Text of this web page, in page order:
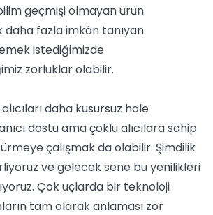
geçmişi olmayan ürün
fazla imkân tanıyan
istediğimizde
zorluklar olabilir.
daha kusursuz hale
dostu ama çoklu alıcılara sahip
çalışmak da olabilir. Şimdilik
ve gelecek sene bu yenilikleri
Çok uçlarda bir teknoloji
tam olarak anlaması zor